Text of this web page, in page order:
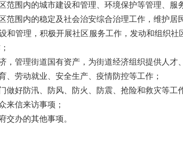
范围内的城市建设和管理、环境保护等管理、服
范围内的稳定及社会治安综合治理工作，维护居
和管理，积极开展社区服务工作，发动和组织
，管理街道国有资产，为街道经济组织提供人
、劳动就业、安全生产、疫情防控等工作；
做好防汛、防风、防火、防震、抢险和救灾等工
来信来访事项；
交办的其他事项。